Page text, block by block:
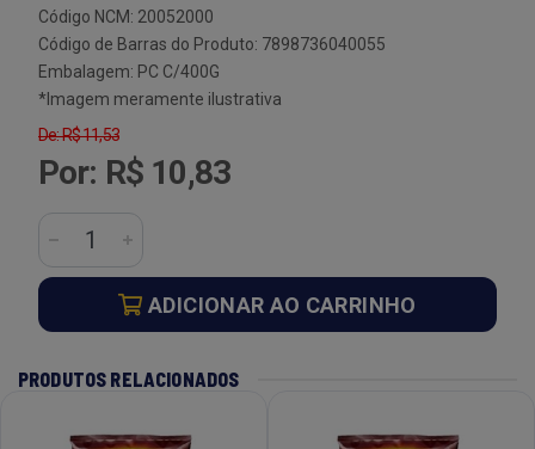
Código NCM: 20052000
Código de Barras do Produto: 7898736040055
Embalagem: PC C/400G
*Imagem meramente ilustrativa
De: R$ 11,53
Por: R$ 10,83
ADICIONAR AO CARRINHO
PRODUTOS RELACIONADOS